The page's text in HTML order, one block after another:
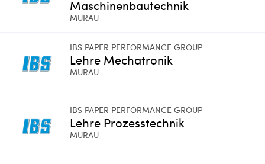
Maschinenbautechnik
MURAU
IBS PAPER PERFORMANCE GROUP
Lehre Mechatronik
MURAU
IBS PAPER PERFORMANCE GROUP
Lehre Prozesstechnik
MURAU